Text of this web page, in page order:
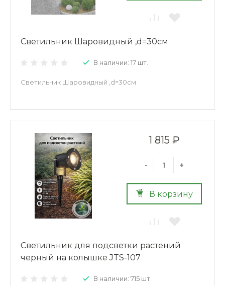
Светильник Шаровидный ,d=30см
В наличии: 17 шт.
Светильник Шаровидный ,d=30см
1 815 ₽
- +
В корзину
Светильник для подсветки растений
черный на колышке JTS-107
В наличии: 715 шт.